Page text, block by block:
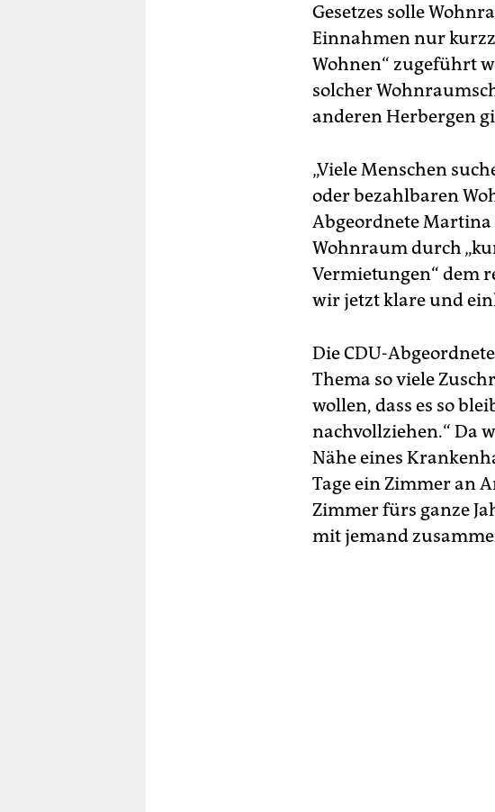
Gesetzes solle
Einnahmen nur
Wohnen“ zugeführt
solcher
anderen Herbergen
„Viele Menschen
oder bezahlbaren
Abgeordnete
Wohnraum durch
Vermietungen“ dem
wir jetzt klare und
Die CDU-
Thema so viele
wollen, dass es so
nachvollziehen.“ Da
Nähe eines
Tage ein Zimmer an
Zimmer fürs ganze
mit jemand